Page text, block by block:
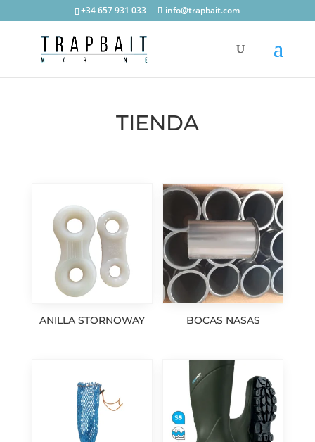
+34 657 931 033 info@trapbait.com
TIENDA
ANILLA STORNOWAY BOCAS NASAS